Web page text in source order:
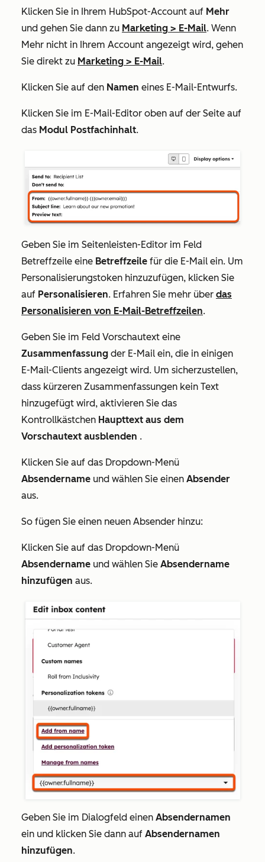
Klicken Sie in Ihrem HubSpot-Account auf Mehr
und gehen Sie dann zu Marketing > E-Mail. Wenn
Mehr nicht in Ihrem Account angezeigt wird, gehen
Sie direkt zu Marketing > E-Mail.
Klicken Sie auf den Namen eines E-Mail-Entwurfs.
Klicken Sie im E-Mail-Editor oben auf der Seite auf
das Modul Postfachinhalt.
Geben Sie im Seitenleisten-Editor im Feld
Betreffzeile eine Betreffzeile für die E-Mail ein. Um
Personalisierungstoken hinzuzufügen, klicken Sie
auf Personalisieren. Erfahren Sie mehr über das
Personalisieren von E-Mail-Betreffzeilen.
Geben Sie im Feld Vorschautext eine
Zusammenfassung der E-Mail ein, die in einigen
E-Mail-Clients angezeigt wird. Um sicherzustellen,
dass kürzeren Zusammenfassungen kein Text
hinzugefügt wird, aktivieren Sie das
Kontrollkästchen Haupttext aus dem
Vorschautext ausblenden .
Klicken Sie auf das Dropdown-Menü
Absendername und wählen Sie einen Absender
aus.
So fügen Sie einen neuen Absender hinzu:
Klicken Sie auf das Dropdown-Menü
Absendername und wählen Sie Absendername
hinzufügen aus.
Geben Sie im Dialogfeld einen Absendernamen
ein und klicken Sie dann auf Absendernamen
hinzufügen.